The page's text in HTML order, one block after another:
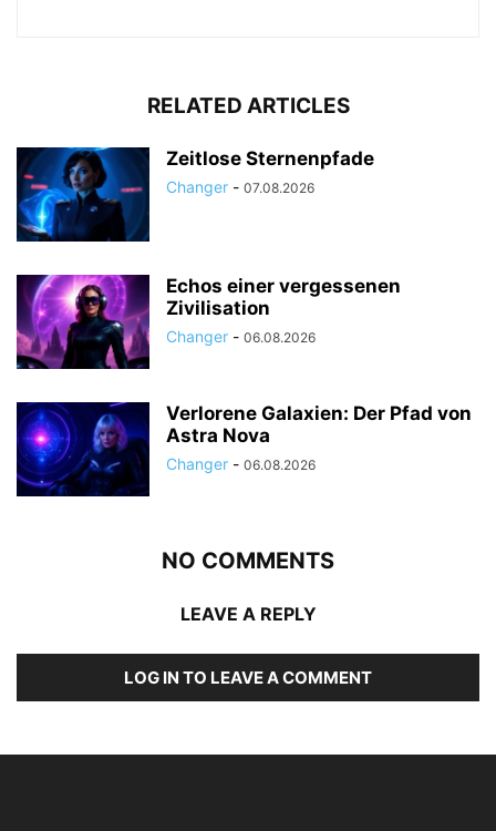
RELATED ARTICLES
Zeitlose Sternenpfade
Changer - 07.08.2026
Echos einer vergessenen
Zivilisation
Changer - 06.08.2026
Verlorene Galaxien: Der Pfad von
Astra Nova
Changer - 06.08.2026
NO COMMENTS
LEAVE A REPLY
LOG IN TO LEAVE A COMMENT